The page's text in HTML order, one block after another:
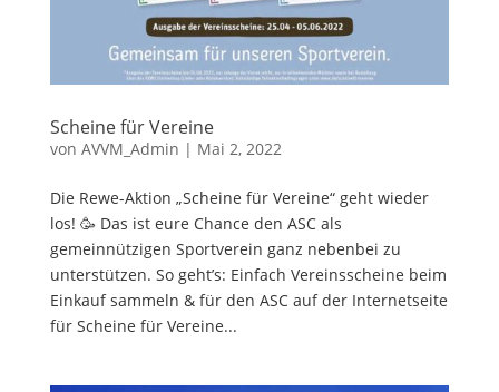
Scheine für Vereine
von AVVM_Admin | Mai 2, 2022
Die Rewe-Aktion „Scheine für Vereine“ geht wieder
los! 🥳 Das ist eure Chance den ASC als
gemeinnützigen Sportverein ganz nebenbei zu
unterstützen. So geht’s: Einfach Vereinsscheine beim
Einkauf sammeln & für den ASC auf der Internetseite
für Scheine für Vereine...